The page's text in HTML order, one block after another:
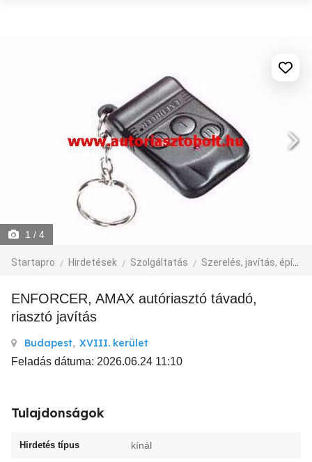
1 / 4
Startapro Hirdetések Szolgáltatás Szerelés, javítás, építkezés
ENFORCER, AMAX autóriasztó távadó,
riasztó javítás
Budapest, XVIII. kerület
Feladás dátuma: 2026.06.24 11:10
Tulajdonságok
Hirdetés típus kínál